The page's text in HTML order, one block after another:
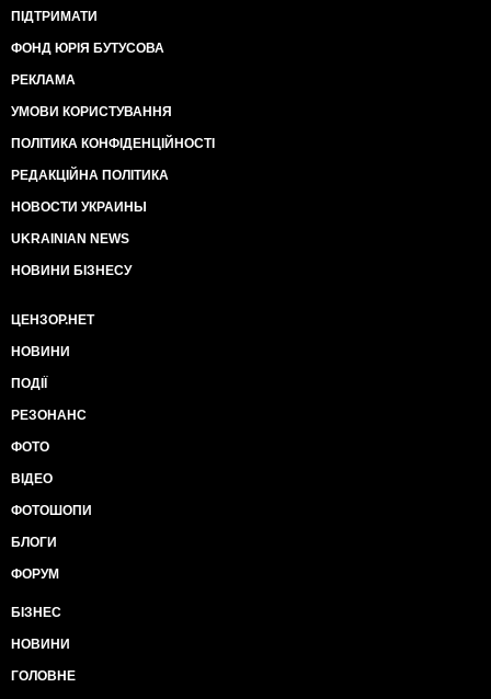
ПІДТРИМАТИ
ФОНД ЮРІЯ БУТУСОВА
РЕКЛАМА
УМОВИ КОРИСТУВАННЯ
ПОЛІТИКА КОНФІДЕНЦІЙНОСТІ
РЕДАКЦІЙНА ПОЛІТИКА
НОВОСТИ УКРАИНЫ
UKRAINIAN NEWS
НОВИНИ БІЗНЕСУ
ЦЕНЗОР.НЕТ
НОВИНИ
ПОДІЇ
РЕЗОНАНС
ФОТО
ВІДЕО
ФОТОШОПИ
БЛОГИ
ФОРУМ
БІЗНЕС
НОВИНИ
ГОЛОВНЕ